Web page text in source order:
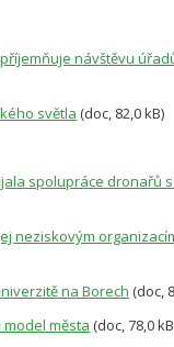
návštěvu
světla (doc, 82,0 kB)
spolupráce dronařů s
neziskovým
na Borech (doc,
model města (doc, 78,0